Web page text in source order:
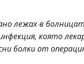
лежах в
която
болки от